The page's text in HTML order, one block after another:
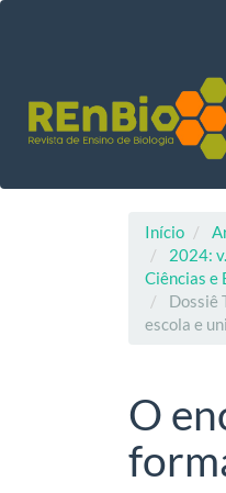
Barra
Lateral
Início
2024:
Ciências e
Dossiê
escola e
O